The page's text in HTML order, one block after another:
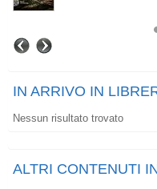
IN ARRIVO IN
Nessun risultato trovato
ALTRI CONTENUTI